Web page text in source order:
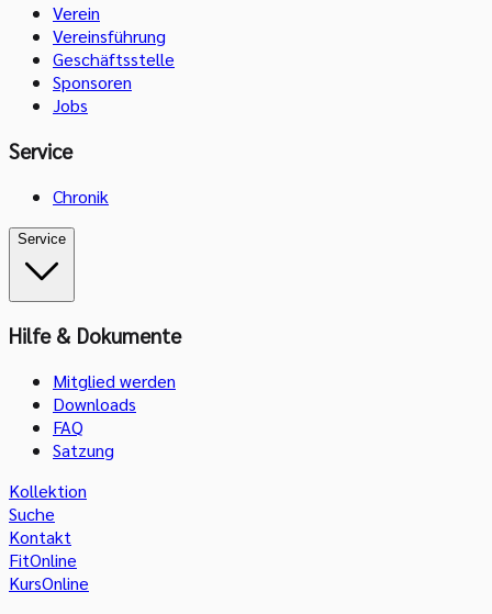
Verein
Vereinsführung
Geschäftsstelle
Sponsoren
Jobs
Service
Chronik
Service
Hilfe & Dokumente
Mitglied werden
Downloads
FAQ
Satzung
Kollektion
Suche
Kontakt
FitOnline
KursOnline